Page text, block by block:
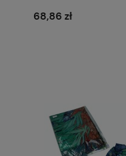
68,86 zł